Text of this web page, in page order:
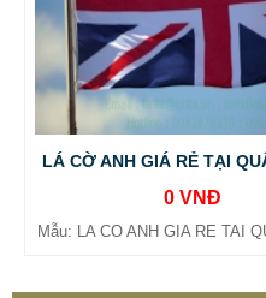
LÁ CỜ ANH GIÁ RẺ TẠI
0 VNĐ
Mẫu: LA CO ANH GIA RE TAI